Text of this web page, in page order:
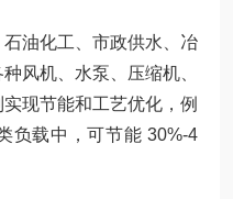
油化工、市政供水、冶
风机、水泵、压缩机、
现节能和工艺优化，例
负载中，可节能 30%-4